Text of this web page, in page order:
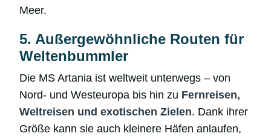
Meer.
5. Außergewöhnliche Routen für
Weltenbummler
Die MS Artania ist weltweit unterwegs – von
Nord- und Westeuropa bis hin zu Fernreisen,
Weltreisen und exotischen Zielen. Dank ihrer
Größe kann sie auch kleinere Häfen anlaufen,